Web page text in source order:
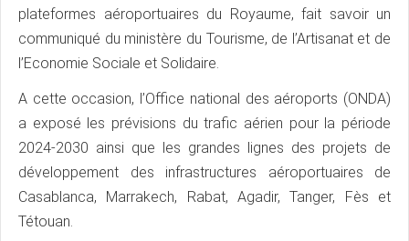
plateformes aéroportuaires du Royaume, fait savoir un
communiqué du ministère du Tourisme, de l’Artisanat et de
l’Economie Sociale et Solidaire.
A cette occasion, l’Office national des aéroports (ONDA)
a exposé les prévisions du trafic aérien pour la période
2024-2030 ainsi que les grandes lignes des projets de
développement des infrastructures aéroportuaires de
Casablanca, Marrakech, Rabat, Agadir, Tanger, Fès et
Tétouan.